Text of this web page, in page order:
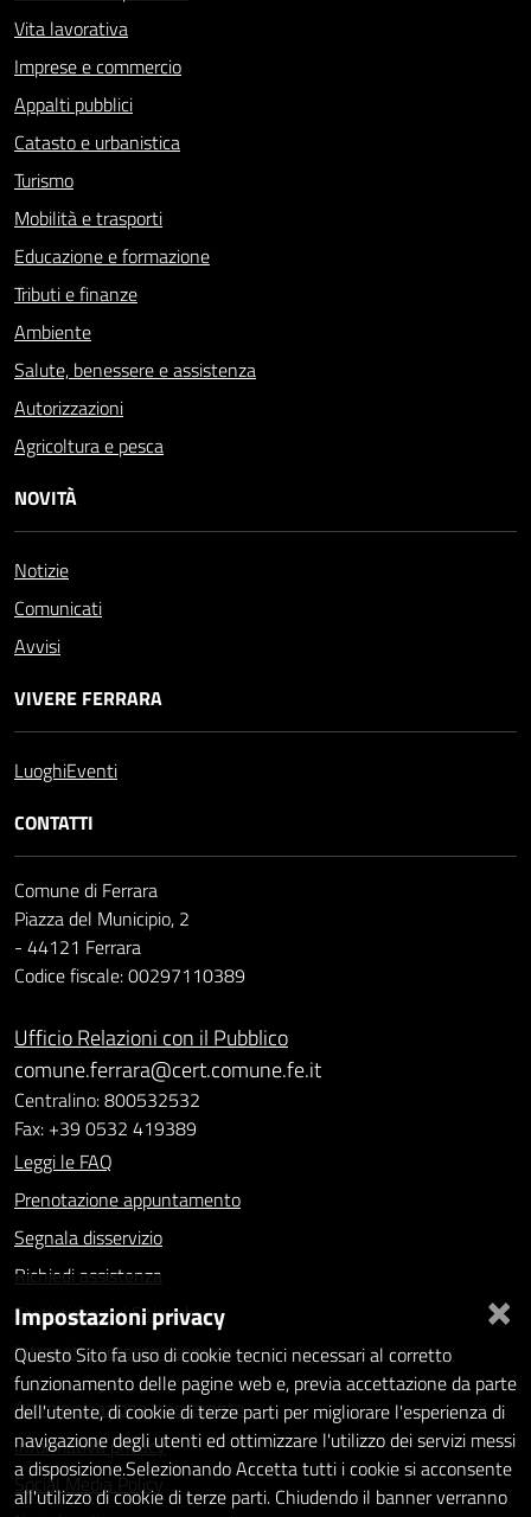
Vita lavorativa
Imprese e commercio
Appalti pubblici
Catasto e urbanistica
Turismo
Mobilità e trasporti
Educazione e formazione
Tributi e finanze
Ambiente
Salute, benessere e assistenza
Autorizzazioni
Agricoltura e pesca
NOVITÀ
Notizie
Comunicati
Avvisi
VIVERE FERRARA
LuoghiEventi
CONTATTI
Comune di Ferrara
Piazza del Municipio, 2
- 44121 Ferrara
Codice fiscale: 00297110389
Ufficio Relazioni con il Pubblico
comune.ferrara@cert.comune.fe.it
Centralino: 800532532
Fax: +39 0532 419389
Leggi le FAQ
Prenotazione appuntamento
Segnala disservizio
Richiedi assistenza
Statistiche dei Siti web
Intranet - accesso riservato
Amministrazione trasparente
Informativa privacy
Social Media Policy
×
Impostazioni privacy
Questo Sito fa uso di cookie tecnici necessari al corretto
funzionamento delle pagine web e, previa accettazione da parte
dell'utente, di cookie di terze parti per migliorare l'esperienza di
navigazione degli utenti ed ottimizzare l'utilizzo dei servizi messi
a disposizione.Selezionando Accetta tutti i cookie si acconsente
all'utilizzo di cookie di terze parti. Chiudendo il banner verranno